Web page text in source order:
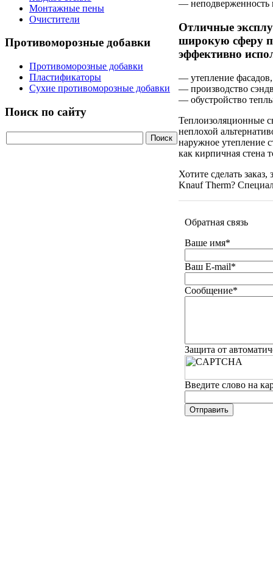
Монтажные пены
Очистители
Противоморозные добавки
Противоморозные добавки
Пластификаторы
Сухие противоморозные добавки
Поиск по сайту
— неподверженность
Отличные
широкую сферу
эффективно
— утепление
— производство
— обустройство
Теплоизоляционные
неплохой
наружное утепление
как кирпичная стена
Хотите сделать
Knauf Therm?
Обратная связь
Ваше имя*
Ваш E-mail*
Сообщение*
Защита от
Введите слово на